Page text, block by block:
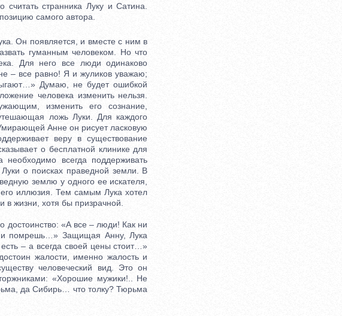
странника Луку и Сатина.
самого автора.
Он появляется, и вместе с ним в
гуманным человеком. Но что
Для него все люди одинаково
– все равно! Я и жуликов уважаю;
Думаю, не будет ошибкой
человека изменить нельзя.
изменить его сознание,
ложь Луки. Для каждого
Анне он рисует ласковую
веру в существование
о бесплатной клинике для
всегда поддерживать
Луки о поисках праведной земли. В
землю у одного ее искателя,
его иллюзия. Тем самым Лука хотел
в жизни, хотя бы призрачной.
достоинство: «А все – люди! Как ни
и помрешь…» Защищая Анну, Лука
– а всегда своей цены стоит…»
жалости, именно жалость и
человеческий вид. Это он
«Хорошие мужики!.. Не
да Сибирь… что толку? Тюрьма